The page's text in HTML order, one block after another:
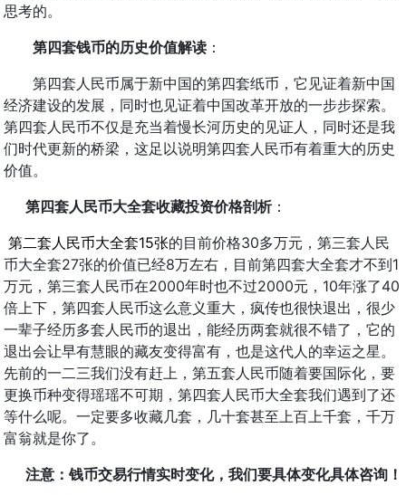
思考的。
第四套钱币的历史价值解读 ：
第四套人民币属于新中国的第四套纸币，它见证着新中国
经济建设的发展，同时也见证着中国改革开放的一步步探索。
第四套人民币不仅是充当着慢长河历史的见证人，同时还是我
们时代更新的桥梁，这足以说明第四套人民币有着重大的历史
价值。
第四套人民币大全套收藏投资价格剖析：
第二套人民币大全套15张的目前价格30多万元，第三套人民
币大全套27张的价值已经8万左右，目前第四套大全套才不到1
万元，第三套人民币在2000年时也不过2000元，10年涨了40
倍上下，第四套人民币这么意义重大，疯传也很快退出，很少
一辈子经历多套人民币的退出，能经历两套就很不错了，它的
退出会让早有慧眼的藏友变得富有，也是这代人的幸运之星。
先前的一二三我们没有赶上，第五套人民币随着要国际化，要
更换币种变得瑶瑶不可期，第四套人民币大全套我们遇到了还
等什么呢。一定要多收藏几套，几十套甚至上百上千套，千万
富翁就是你了。
注意：钱币交易行情实时变化，我们要具体变化具体咨询！